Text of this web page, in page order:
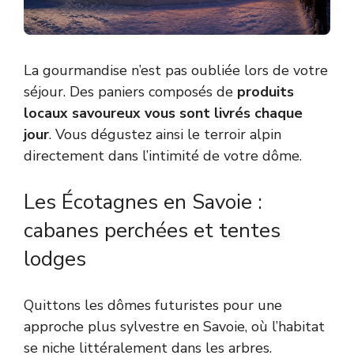
La gourmandise n’est pas oubliée lors de votre
séjour. Des paniers composés de produits
locaux savoureux vous sont livrés chaque
jour. Vous dégustez ainsi le terroir alpin
directement dans l’intimité de votre dôme.
Les Écotagnes en Savoie :
cabanes perchées et tentes
lodges
Quittons les dômes futuristes pour une
approche plus sylvestre en Savoie, où l’habitat
se niche littéralement dans les arbres.